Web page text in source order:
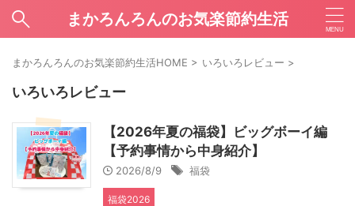
まかろんろんのお気楽節約生活
まかろんろんのお気楽節約生活HOME > いろいろレビュー >
いろいろレビュー
【2026年夏の福袋】ビッグボーイ編
【予約事情から中身紹介】
2026/8/9 福袋
福袋2026